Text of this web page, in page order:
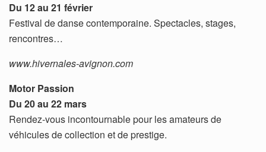
Du 12 au 21 février
Festival de danse contemporaine. Spectacles, stages,
rencontres…
www.hivernales-avignon.com
Motor Passion
Du 20 au 22 mars
Rendez-vous incontournable pour les amateurs de
véhicules de collection et de prestige.